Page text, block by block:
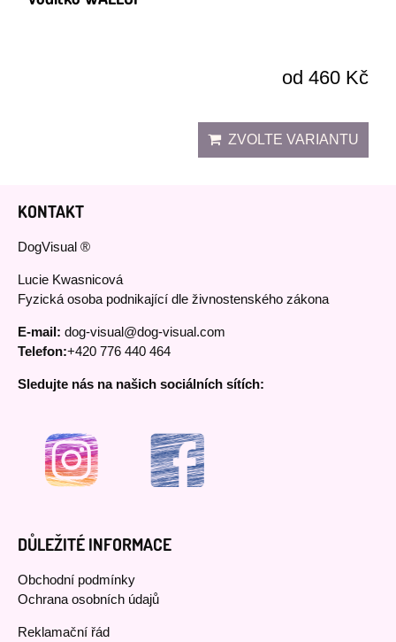
od 460 Kč
ZVOLTE VARIANTU
KONTAKT
DogVisual ®
Lucie Kwasnicová
Fyzická osoba podnikající dle živnostenského zákona
E-mail: dog-visual@dog-visual.com
Telefon:+420 776 440 464
Sledujte nás na našich sociálních sítích:
DŮLEŽITÉ INFORMACE
Obchodní podmínky
Ochrana osobních údajů
Reklamační řád